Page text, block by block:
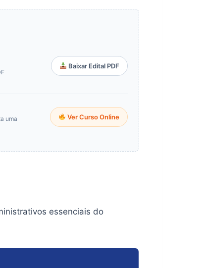
Baixar Edital PDF
uma
Ver Curso Online
essenciais do